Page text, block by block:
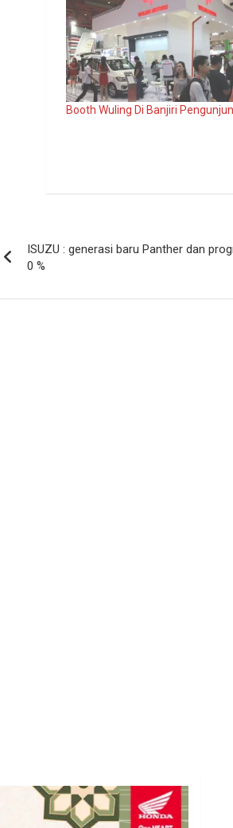
Booth Wuling Di Banjiri
pos
ISUZU : generasi baru Panther dan
0 %